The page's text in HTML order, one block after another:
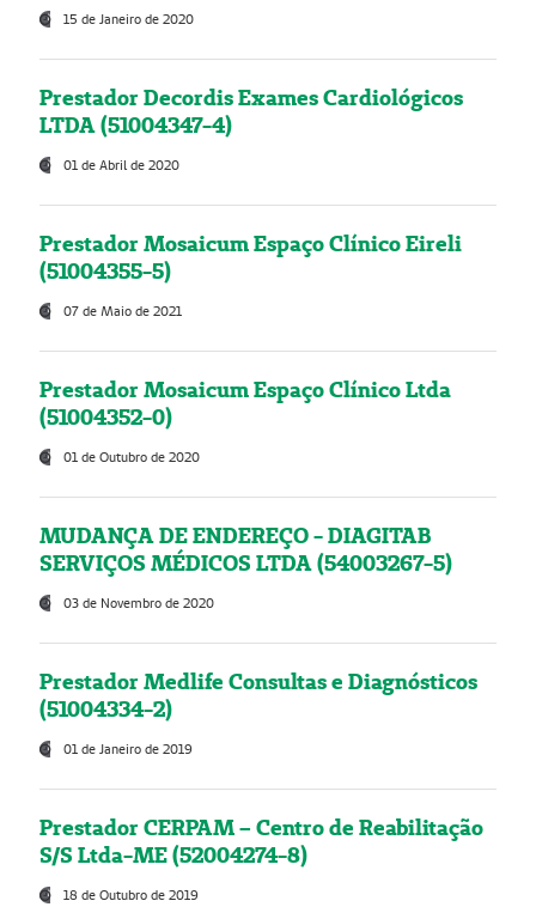
15 de Janeiro de 2020
Prestador Decordis Exames Cardiológicos
LTDA (51004347-4)
01 de Abril de 2020
Prestador Mosaicum Espaço Clínico Eireli
(51004355-5)
07 de Maio de 2021
Prestador Mosaicum Espaço Clínico Ltda
(51004352-0)
01 de Outubro de 2020
MUDANÇA DE ENDEREÇO - DIAGITAB
SERVIÇOS MÉDICOS LTDA (54003267-5)
03 de Novembro de 2020
Prestador Medlife Consultas e Diagnósticos
(51004334-2)
01 de Janeiro de 2019
Prestador CERPAM – Centro de Reabilitação
S/S Ltda-ME (52004274-8)
18 de Outubro de 2019